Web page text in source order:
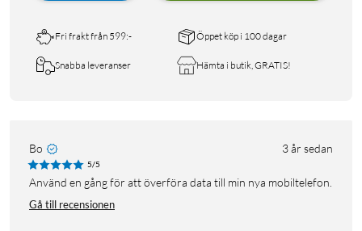
Fri frakt från 599:- Öppet köp i 100 dagar
Snabba leveranser Hämta i butik, GRATIS!
Bo 3 år sedan
5/5
Använd en gång för att överföra data till min nya mobiltelefon.
Gå till recensionen